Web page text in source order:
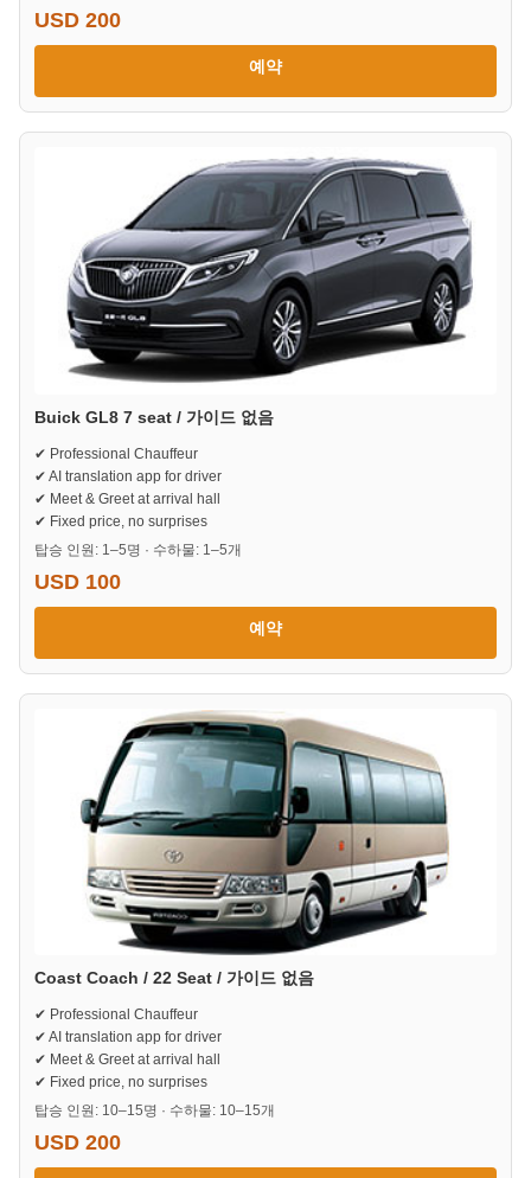
USD 200
예약
Buick GL8 7 seat / 가이드 없음
✔ Professional Chauffeur
✔ AI translation app for driver
✔ Meet & Greet at arrival hall
✔ Fixed price, no surprises
탑승 인원: 1–5명 · 수하물: 1–5개
USD 100
예약
Coast Coach / 22 Seat / 가이드 없음
✔ Professional Chauffeur
✔ AI translation app for driver
✔ Meet & Greet at arrival hall
✔ Fixed price, no surprises
탑승 인원: 10–15명 · 수하물: 10–15개
USD 200